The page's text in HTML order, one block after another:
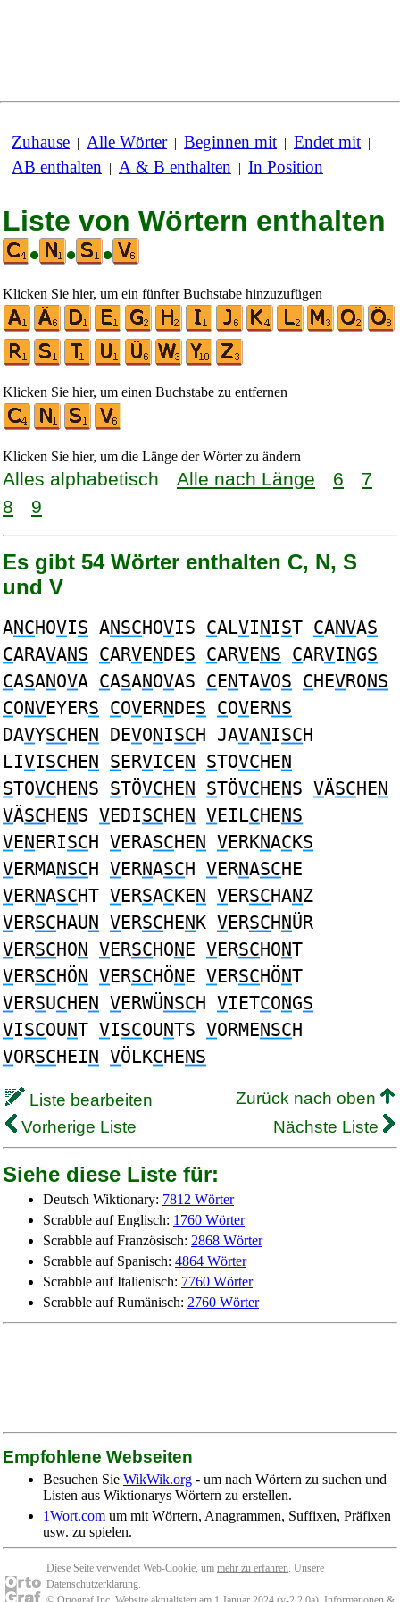
Zuhause | Alle Wörter| Beginnen mit | Endet mit |
AB enthalten | A & B enthalten | In Position
Liste von Wörtern enthalten
•
• •
Klicken Sie hier, um ein fünfter Buchstabe hinzuzufügen
Klicken Sie hier, um einen Buchstabe zu entfernen
Klicken Sie hier, um die Länge der Wörter zu ändern
Alles alphabetisch Alle nach Länge 6
7
8
9
Es gibt 54 Wörter enthalten C, N, S
und V
ANCHOVIS ANSCHOVIS CALVINIST CANVAS
CARAVANS CARVENDES CARVENS CARVINGS
CASANOVA CASANOVAS CENTAVOS CHEVRONS
CONVEYERS COVERNDES COVERNS
DAVYSCHEN DEVONISCH JAVANISCH
LIVISCHEN SERVICEN STOVCHEN
STOVCHENS STÖVCHEN STÖVCHENS VÄSCHEN
VÄSCHENS VEDISCHEN VEILCHENS
VENERISCH VERASCHEN VERKNACKS
VERMANSCH VERNASCH VERNASCHE
VERNASCHT VERSACKEN VERSCHANZ
VERSCHAUN VERSCHENK VERSCHNÜR
VERSCHON VERSCHONE VERSCHONT
VERSCHÖN VERSCHÖNE VERSCHÖNT
VERSUCHEN VERWÜNSCH VIETCONGS
VISCOUNT VISCOUNTS VORMENSCH
VORSCHEIN VÖLKCHENS
Liste bearbeiten
Zurück nach oben
Vorherige Liste
Nächste Liste
Siehe diese Liste für:
Deutsch Wiktionary: 7812 Wörter
Scrabble auf Englisch: 1760 Wörter
Scrabble auf Französisch: 2868 Wörter
Scrabble auf Spanisch: 4864 Wörter
Scrabble auf Italienisch: 7760 Wörter
Scrabble auf Rumänisch: 2760 Wörter
Empfohlene Webseiten
Besuchen Sie WikWik.org - um nach Wörtern zu suchen und
Listen aus Wiktionarys Wörtern zu erstellen.
1Wort.com um mit Wörtern, Anagrammen, Suffixen, Präfixen
usw. zu spielen.
Diese Seite verwendet Web-Cookie, um mehr zu erfahren. Unsere
Datenschutzerklärung.